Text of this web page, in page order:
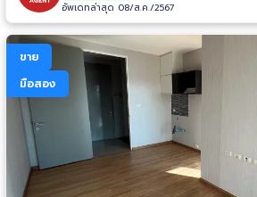
อัพเดทล่าสุด 08/ส.ค./2567
ขาย
มือสอง